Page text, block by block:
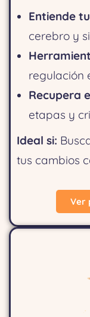
Entiende
cerebro y
regulación
Recupera
etapas y
Ideal si:
tus cambios
Ver